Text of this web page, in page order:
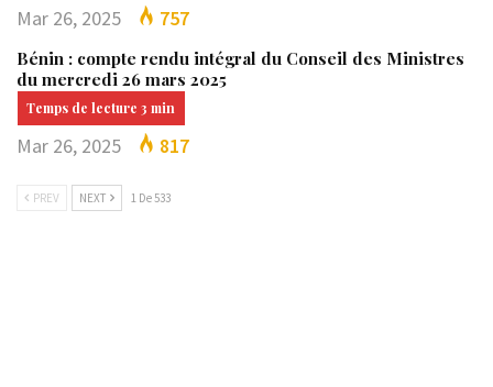
Mar 26, 2025 757
Bénin : compte rendu intégral du Conseil des Ministres
du mercredi 26 mars 2025
Mar 26, 2025 817
PREV NEXT 1 De 533